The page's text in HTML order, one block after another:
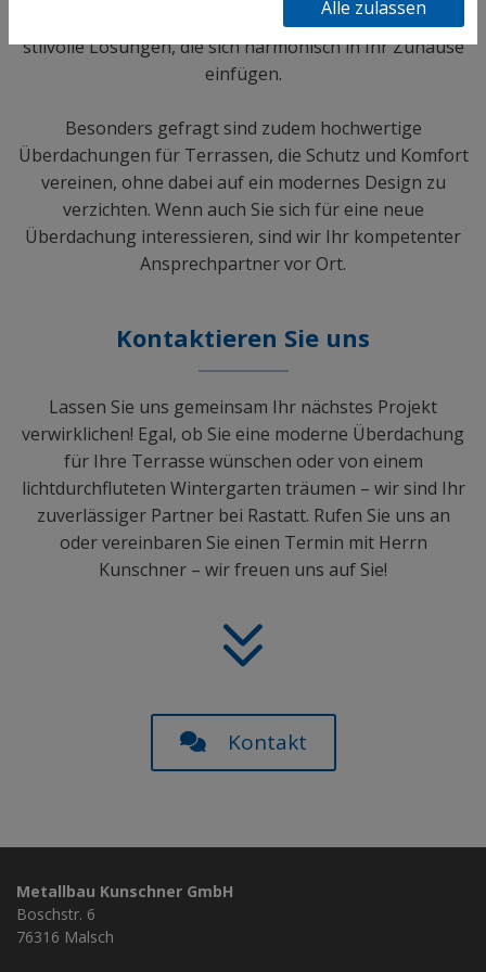
maßgearbeitete Fenster – wir schaffen langlebige und
stilvolle Lösungen, die sich harmonisch in Ihr Zuhause
einfügen.
Besonders gefragt sind zudem hochwertige
Überdachungen für Terrassen, die Schutz und Komfort
vereinen, ohne dabei auf ein modernes Design zu
verzichten. Wenn auch Sie sich für eine neue
Überdachung interessieren, sind wir Ihr kompetenter
Ansprechpartner vor Ort.
Kontaktieren Sie uns
Lassen Sie uns gemeinsam Ihr nächstes Projekt
verwirklichen! Egal, ob Sie eine moderne Überdachung
für Ihre Terrasse wünschen oder von einem
lichtdurchfluteten Wintergarten träumen – wir sind Ihr
zuverlässiger Partner bei Rastatt. Rufen Sie uns an
oder vereinbaren Sie einen Termin mit Herrn
Kunschner – wir freuen uns auf Sie!
Kontakt
Metallbau Kunschner GmbH
Boschstr. 6
76316 Malsch
Alle zulassen